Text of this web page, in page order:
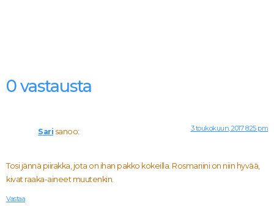
0 vastausta
Sari sanoo: 3 toukokuun, 2017 8:25 pm
Tosi jännä piirakka, jota on ihan pakko kokeilla. Rosmariini on niin hyvää,
kivat raaka-aineet muutenkin.
Vastaa